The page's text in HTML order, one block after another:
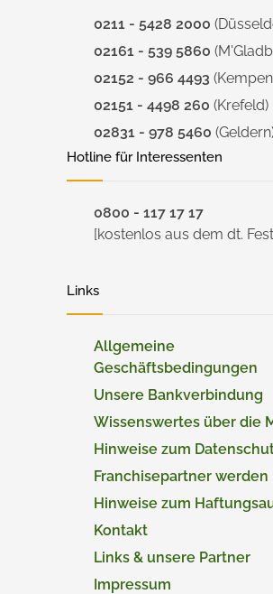
0211 - 5428 2000
02161 - 539 5860
02152 - 966 4493
02151 - 4498 260 (Krefeld)
02831 - 978 5460
Hotline für Interessenten
0800 - 117 17 17
[kostenlos aus dem dt.
Links
Allgemeine
Geschäftsbedingungen
Unsere Bankverbindung
Wissenswertes über die
Hinweise zum
Franchisepartner werden
Hinweise zum
Kontakt
Links & unsere Partner
Impressum